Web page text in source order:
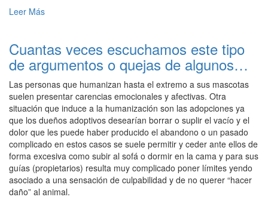
Leer Más
Cuantas veces escuchamos este tipo
de argumentos o quejas de algunos…
Las personas que humanizan hasta el extremo a sus mascotas
suelen presentar carencias emocionales y afectivas. Otra
situación que induce a la humanización son las adopciones ya
que los dueños adoptivos desearían borrar o suplir el vacío y el
dolor que les puede haber producido el abandono o un pasado
complicado en estos casos se suele permitir y ceder ante ellos de
forma excesiva como subir al sofá o dormir en la cama y para sus
guías (propietarios) resulta muy complicado poner límites yendo
asociado a una sensación de culpabilidad y de no querer “hacer
daño” al animal.